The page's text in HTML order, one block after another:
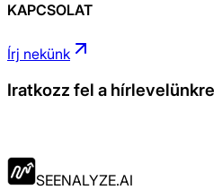
KAPCSOLAT
Írj nekünk
Iratkozz fel a hírlevelünkre
SEENALYZE.AI